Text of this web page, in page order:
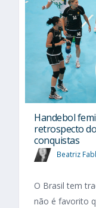
Handebol
retrospecto
conquistas
Beatriz
O Brasil tem
não é favorito